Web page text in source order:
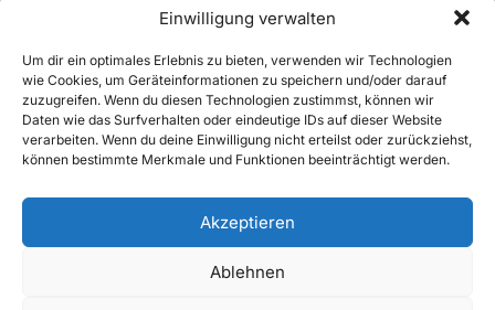
Einwilligung verwalten
Um dir ein optimales Erlebnis zu bieten, verwenden wir Technologien
wie Cookies, um Geräteinformationen zu speichern und/oder darauf
zuzugreifen. Wenn du diesen Technologien zustimmst, können wir
Daten wie das Surfverhalten oder eindeutige IDs auf dieser Website
verarbeiten. Wenn du deine Einwilligung nicht erteilst oder zurückziehst,
können bestimmte Merkmale und Funktionen beeinträchtigt werden.
Akzeptieren
Ablehnen
CONTACT & INFORMATIE
Contactformulier
Openingstijden
Routebeschrijving & kaart
Nieuwsbrief
gegevensbeschermingVoorwaarden
Bel ons